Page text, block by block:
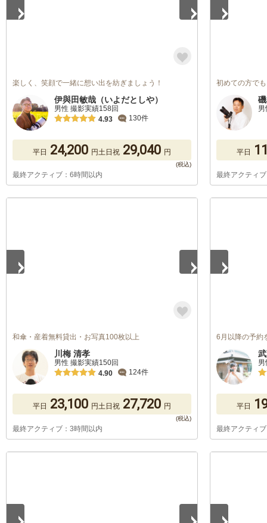
楽しく、笑顔で一緒に想い出を紡ぎましょう！
伊與田敏哉（いよだとしや）
男性 撮影実績158回
4.93
130件
平日 24,200 円土日祝 29,040 円
最終アクティブ：6時間以内
初めての方で
男
平日
最終アクティ
和傘・産着無料貸出・お写真100枚以上
川梅 清孝
男性 撮影実績150回
4.90
124件
平日 23,100 円土日祝 27,720 円
最終アクティブ：3時間以内
6月以降の予約
平日
最終アクティ